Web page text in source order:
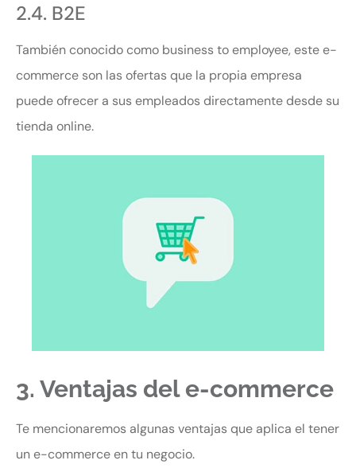
2.4. B2E
También conocido como business to employee, este e-
commerce son las ofertas que la propia empresa
puede ofrecer a sus empleados directamente desde su
tienda online.
3. Ventajas del e-commerce
Te mencionaremos algunas ventajas que aplica el tener
un e-commerce en tu negocio.